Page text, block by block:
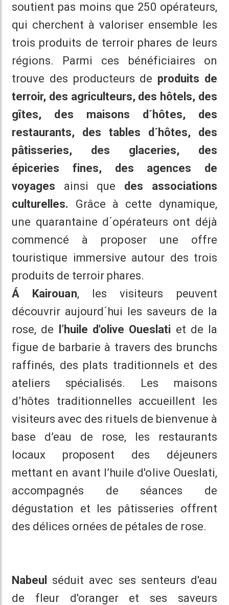
soutient pas moins que 250 opérateurs,
qui cherchent à valoriser ensemble les
trois produits de terroir phares de leurs
régions. Parmi ces bénéficiaires on
trouve des producteurs de produits de
terroir, des agriculteurs, des hôtels, des
gîtes, des maisons d´hôtes, des
restaurants, des tables d´hôtes, des
pâtisseries, des glaceries, des
épiceries fines, des agences de
voyages ainsi que des associations
culturelles. Grâce à cette dynamique,
une quarantaine d´opérateurs ont déjà
commencé à proposer une offre
touristique immersive autour des trois
produits de terroir phares.
Á Kairouan, les visiteurs peuvent
découvrir aujourd´hui les saveurs de la
rose, de l’huile d'olive Oueslati et de la
figue de barbarie à travers des brunchs
raffinés, des plats traditionnels et des
ateliers spécialisés. Les maisons
d’hôtes traditionnelles accueillent les
visiteurs avec des rituels de bienvenue à
base d’eau de rose, les restaurants
locaux proposent des déjeuners
mettant en avant l’huile d'olive Oueslati,
accompagnés de séances de
dégustation et les pâtisseries offrent
des délices ornées de pétales de rose.
Nabeul
séduit avec ses senteurs d'eau
de fleur d'oranger et ses saveurs